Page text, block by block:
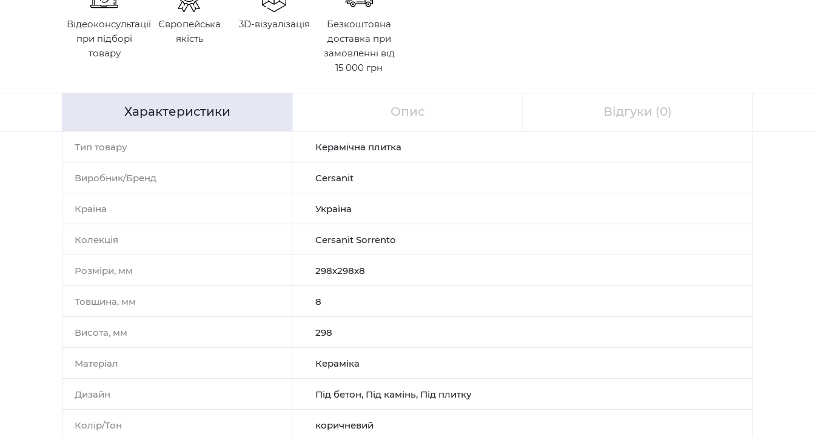
Відеоконсультації
при підборі
товару
Європейська
якість
3D-візуалізація
Безкоштовна
доставка при
замовленні від
15 000 грн
Характеристики Опис Відгуки (0)
Тип товару Керамічна плитка
Виробник/Бренд Cersanit
Країна Україна
Колекція Cersanit Sorrento
Розміри, мм 298х298х8
Товщина, мм 8
Висота, мм 298
Матеріал Кераміка
Дизайн Під бетон, Під камінь, Під плитку
Колір/Тон коричневий